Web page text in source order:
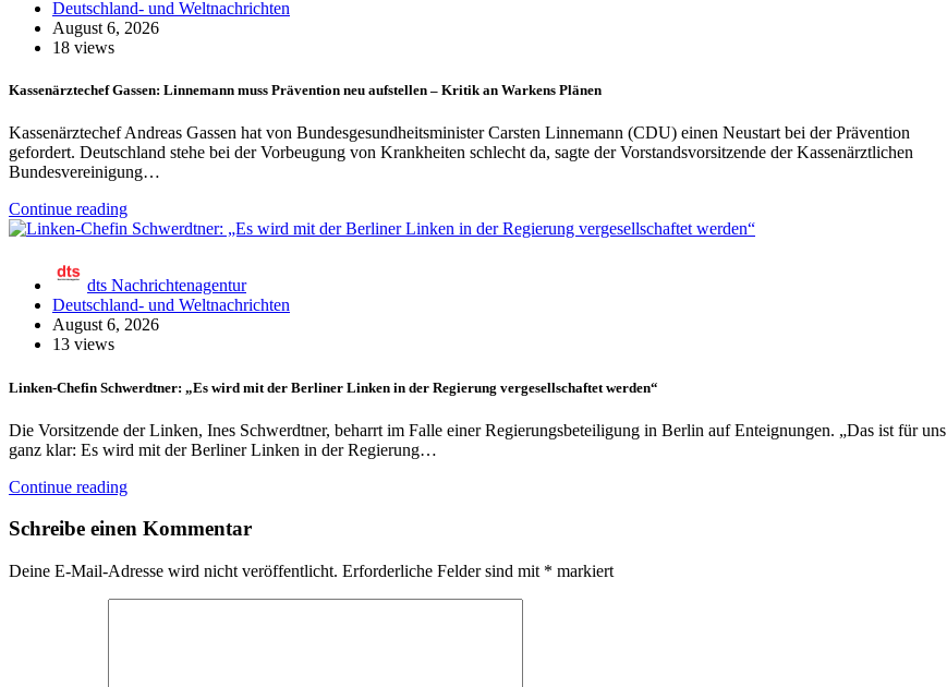
Deutschland- und Weltnachrichten
August 6, 2026
18 views
Kassenärztechef Gassen: Linnemann muss Prävention neu aufstellen – Kritik an Warkens Plänen
Kassenärztechef Andreas Gassen hat von Bundesgesundheitsminister Carsten Linnemann (CDU) einen Neustart bei der Prävention
gefordert. Deutschland stehe bei der Vorbeugung von Krankheiten schlecht da, sagte der Vorstandsvorsitzende der Kassenärztlichen
Bundesvereinigung…
Continue reading
dts Nachrichtenagentur
Deutschland- und Weltnachrichten
August 6, 2026
13 views
Linken-Chefin Schwerdtner: „Es wird mit der Berliner Linken in der Regierung vergesellschaftet werden“
Die Vorsitzende der Linken, Ines Schwerdtner, beharrt im Falle einer Regierungsbeteiligung in Berlin auf Enteignungen. „Das ist für uns
ganz klar: Es wird mit der Berliner Linken in der Regierung…
Continue reading
Schreibe einen Kommentar
Deine E-Mail-Adresse wird nicht veröffentlicht. Erforderliche Felder sind mit * markiert